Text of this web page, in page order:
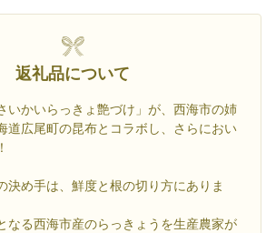
返礼品について
いかいらっきょ艶づけ」が、西海市の姉
道広尾町の昆布とコラボし、さらにおい
決め手は、鮮度と根の切り方にありま
なる西海市産のらっきょうを生産農家が